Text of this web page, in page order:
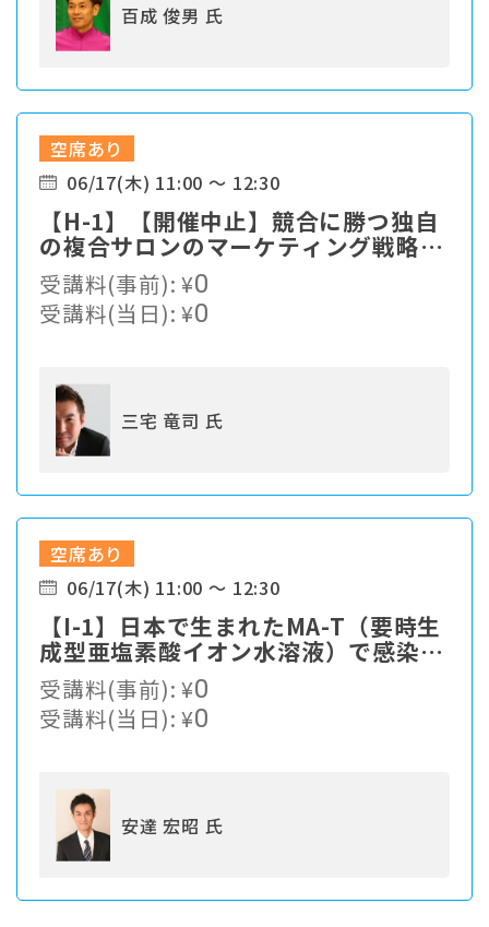
百成 俊男 氏
空席あり
06/17(木) 11:00 ～ 12:30
【H-1】【開催中止】競合に勝つ独自
の複合サロンのマーケティング戦略と
は？
受講料(事前):¥0
受講料(当日):¥0
三宅 竜司 氏
空席あり
06/17(木) 11:00 ～ 12:30
【I-1】⽇本で⽣まれたMA-T（要時⽣
成型亜塩素酸イオン⽔溶液）で感染症
対策
受講料(事前):¥0
受講料(当日):¥0
安達 宏昭 氏